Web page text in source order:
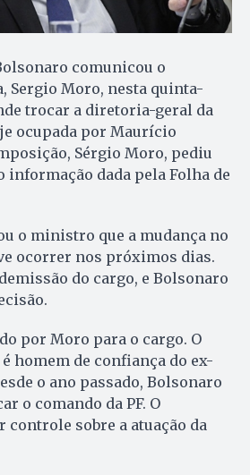
comunicou o
Sergio Moro, nesta quinta-
trocar a diretoria-geral da
ocupada por Maurício
Sérgio Moro, pediu
informação dada pela Folha de
o ministro que a mudança no
ocorrer nos próximos dias.
do cargo, e Bolsonaro
por Moro para o cargo. O
homem de confiança do ex-
o ano passado, Bolsonaro
o comando da PF. O
controle sobre a atuação da